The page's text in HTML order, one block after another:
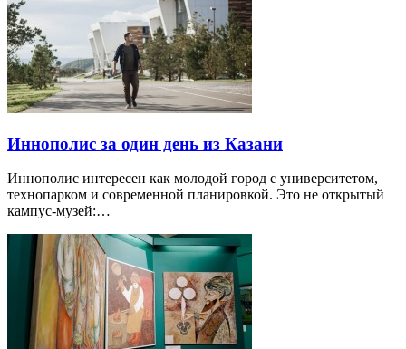
Иннополис за один день из Казани
Иннополис интересен как молодой город с университетом,
технопарком и современной планировкой. Это не открытый
кампус-музей:…